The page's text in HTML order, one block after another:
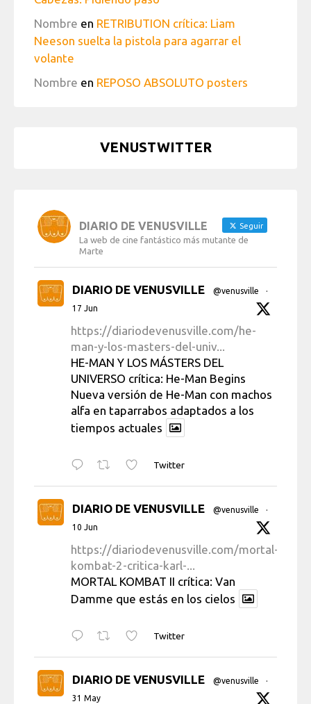
Nombre en RETRIBUTION crítica: Liam
Neeson suelta la pistola para agarrar el
volante
Nombre en REPOSO ABSOLUTO posters
VENUSTWITTER
DIARIO DE VENUSVILLE Seguir
La web de cine fantástico más mutante de
Marte
DIARIO DE VENUSVILLE @venusville
·
17 Jun
https://diariodevenusville.com/he-
man-y-los-masters-del-univ...
HE-MAN Y LOS MÁSTERS DEL
UNIVERSO crítica: He-Man Begins
Nueva versión de He-Man con machos
alfa en taparrabos adaptados a los
tiempos actuales
Twitter
DIARIO DE VENUSVILLE @venusville
·
10 Jun
https://diariodevenusville.com/mortal-
kombat-2-critica-karl-...
MORTAL KOMBAT II crítica: Van
Damme que estás en los cielos
Twitter
DIARIO DE VENUSVILLE @venusville
·
31 May